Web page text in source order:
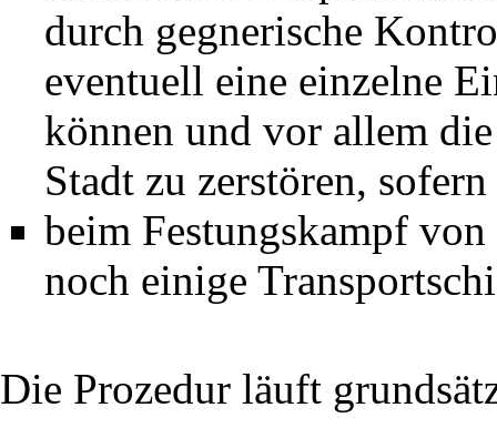
durch gegnerische
eventuell eine einzelne
können und vor allem
Stadt zu zerstören,
beim Festungskampf von
noch einige
Die Prozedur läuft